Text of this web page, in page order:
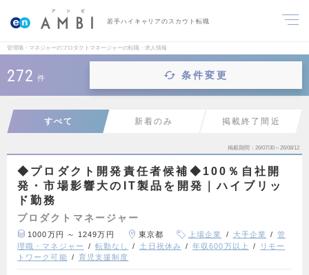
若手ハイキャリアのスカウト転職
管理職・マネジャーのプロダクトマネージャーの転職・求人情報
272 件 条件変更
すべて 新着のみ 掲載終了間近
掲載期間 26/07/30～26/08/12
◆プロダクト開発責任者候補◆100％自社開
発・市場影響大のIT製品を開発｜ハイブリッ
ド勤務
プロダクトマネージャー
1000万円 ～ 1249万円 東京都 上場企業 大手企業
管
理職・マネジャー
転勤なし 土日祝休み 年収600万以上
リモー
トワーク可能
育児支援制度